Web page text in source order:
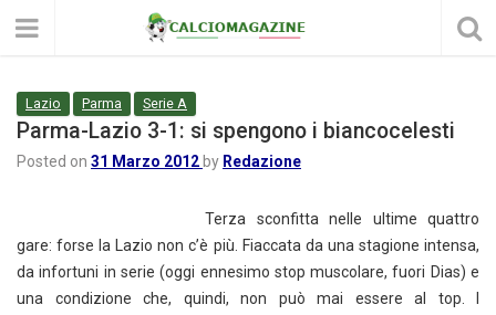
Lazio Parma Serie A
Parma-Lazio 3-1: si spengono i biancocelesti
Posted on 31 Marzo 2012 by Redazione
Terza sconfitta nelle ultime quattro
gare: forse la Lazio non c’è più. Fiaccata da una stagione intensa,
da infortuni in serie (oggi ennesimo stop muscolare, fuori Dias) e
una condizione che, quindi, non può mai essere al top. I